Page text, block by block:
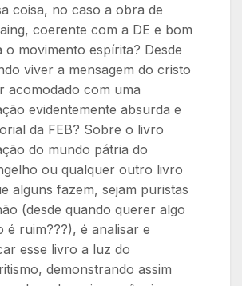
coisa, no caso a obra de
coerente com a DE e bom
o movimento espírita? Desde
viver a mensagem do cristo
acomodado com uma
evidentemente absurda e
da FEB? Sobre o livro
do mundo pátria do
ou qualquer outro livro
alguns fazem, sejam puristas
(desde quando querer algo
é ruim???), é analisar e
esse livro a luz do
demonstrando assim